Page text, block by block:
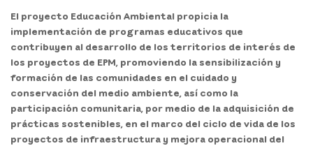
El proyecto Educación Ambiental propicia la
implementación de programas educativos que
contribuyen al desarrollo de los territorios de interés de
los proyectos de EPM, promoviendo la sensibilización y
formación de las comunidades en el cuidado y
conservación del medio ambiente, así como la
participación comunitaria, por medio de la adquisición de
prácticas sostenibles, en el marco del ciclo de vida de los
proyectos de infraestructura y mejora operacional del